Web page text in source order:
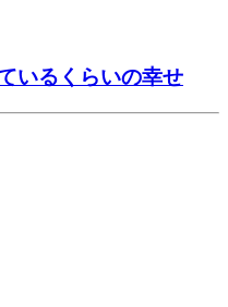
いるくらいの幸せ